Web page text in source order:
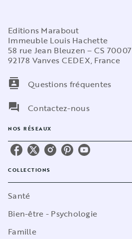
Editions Marabout
Immeuble Louis Hachette
58 rue Jean Bleuzen – CS 70007
92178 Vanves CEDEX, France
contacts
Questions fréquentes
question_answer
Contactez-nous
NOS RÉSEAUX
COLLECTIONS
Santé
Bien-être - Psychologie
Famille